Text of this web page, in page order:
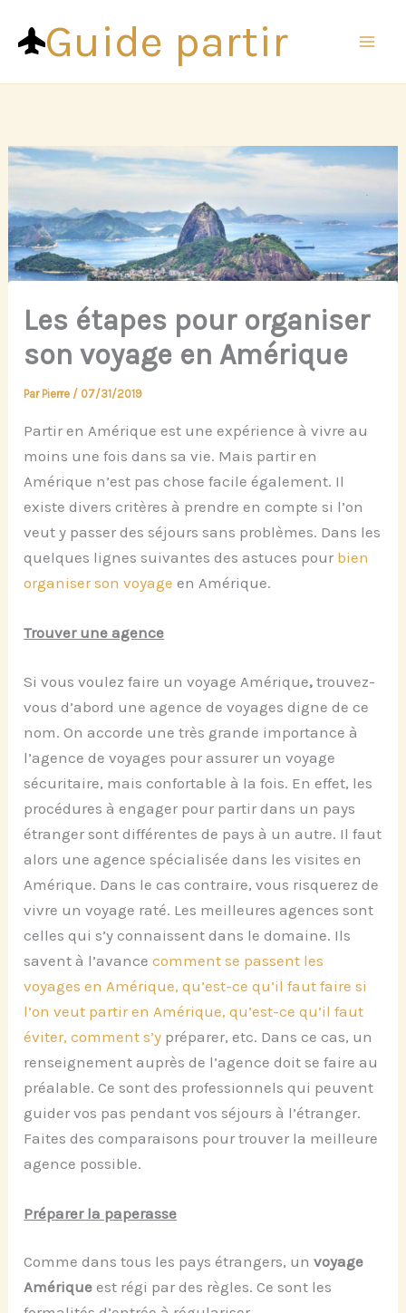
contenuGuide partir
Les étapes pour organiser
son voyage en Amérique
Par Pierre / 07/31/2019
Partir en Amérique est une expérience à vivre au
moins une fois dans sa vie. Mais partir en
Amérique n’est pas chose facile également. Il
existe divers critères à prendre en compte si l’on
veut y passer des séjours sans problèmes. Dans les
quelques lignes suivantes des astuces pour bien
organiser son voyage en Amérique.
Trouver une agence
Si vous voulez faire un voyage Amérique,trouvez-
vous d’abord une agence de voyages digne de ce
nom. On accorde une très grande importance à
l’agence de voyages pour assurer un voyage
sécuritaire, mais confortable à la fois. En effet, les
procédures à engager pour partir dans un pays
étranger sont différentes de pays à un autre. Il faut
alors une agence spécialisée dans les visites en
Amérique. Dans le cas contraire, vous risquerez de
vivre un voyage raté. Les meilleures agences sont
celles qui s’y connaissent dans le domaine. Ils
savent à l’avancecomment se passent les
voyages en Amérique, qu’est-ce qu’il faut faire si
l’on veut partir en Amérique, qu’est-ce qu’il faut
éviter, comment s’y préparer, etc. Dans ce cas, un
renseignement auprès de l’agence doit se faire au
préalable. Ce sont des professionnels qui peuvent
guider vos pas pendant vos séjours à l’étranger.
Faites des comparaisons pour trouver la meilleure
agence possible.
Préparer la paperasse
Comme dans tous les pays étrangers, unvoyage
Amériqueest régi par des règles. Ce sont les